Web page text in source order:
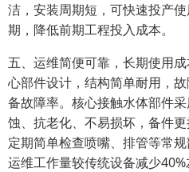
洁，安装周期短，可快速投产
期，降低前期工程投入成本。
五、运维简便可靠，长期使用
心部件设计，结构简单耐用，
备故障率。核心接触水体部件
蚀、抗老化、不易损坏，备件
定期简单检查喷嘴、排管等常
运维工作量较传统设备减少